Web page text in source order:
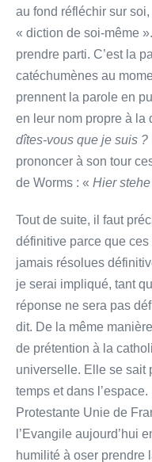
au fond réfléchir sur
« diction de soi-même
prendre parti. C’est la
catéchumènes au
prennent la parole en
en leur nom propre à la
dîtes-vous que je suis ?
prononcer à son tour
de Worms : « Hier
Tout de suite, il faut
définitive parce que
jamais résolues
je serai impliqué, tant
réponse ne sera pas
dit. De la même
de prétention à la
universelle. Elle se sait
temps et dans
Protestante Unie de
l’Evangile aujourd’hui
humilité à oser prendre